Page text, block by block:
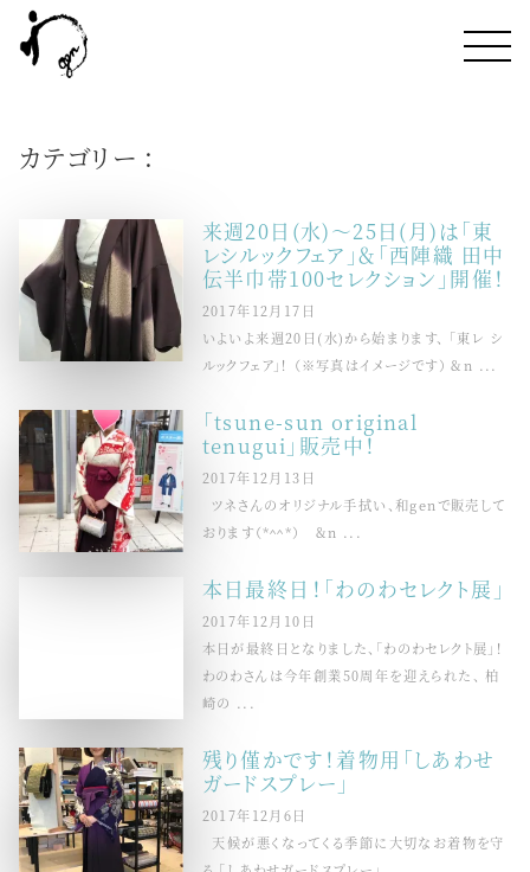
カテゴリー :
来週20日(水)～25日(月)は「東
レシルックフェア」＆「西陣織 田中
伝半巾帯100セレクション」開催！
2017年12月17日
いよいよ来週20日(水)から始まります、 「東レ シ
ルックフェア」！ （※写真はイメージです） &n ...
「tsune-sun original
tenugui」販売中！
2017年12月13日
ツネさんのオリジナル手拭い、和genで販売して
おります（*＾＾*） &n ...
本日最終日！「わのわセレクト展」
2017年12月10日
本日が最終日となりました、「わのわセレクト展」！
わのわさんは今年創業50周年を迎えられた、 柏
崎の ...
残り僅かです！着物用「しあわせ
ガードスプレー」
2017年12月6日
天候が悪くなってくる季節に大切なお着物を守